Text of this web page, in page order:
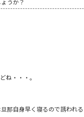
ね・・・。
自身早く寝るので誘われ